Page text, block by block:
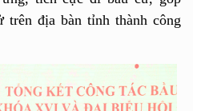
trên địa bàn tỉnh thành công